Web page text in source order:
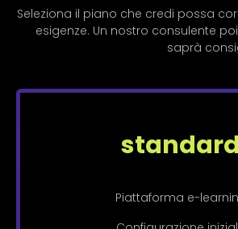
Seleziona il piano che credi possa
esigenze. Un nostro consulente
saprà
standard
Piattaforma e-